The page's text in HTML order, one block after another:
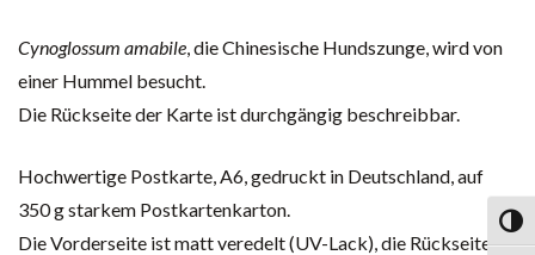
Cynoglossum amabile, die Chinesische Hundszunge, wird von
einer Hummel besucht.
Die Rückseite der Karte ist durchgängig beschreibbar.
Hochwertige Postkarte, A6, gedruckt in Deutschland, auf
350 g starkem Postkartenkarton.
Die Vorderseite ist matt veredelt (UV-Lack), die Rückseite